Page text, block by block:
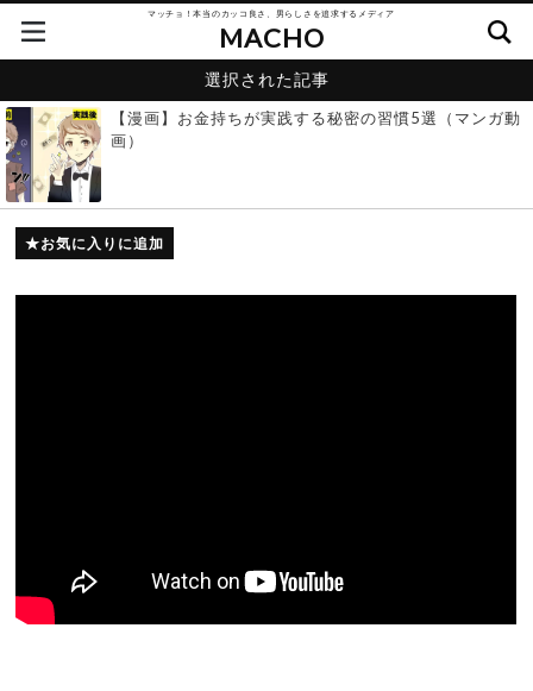
マッチョ！本当のカッコ良さ、男らしさを追求するメディア
MACHO
選択された記事
【漫画】お金持ちが実践する秘密の習慣5選（マンガ動
画）
お気に入りに追加